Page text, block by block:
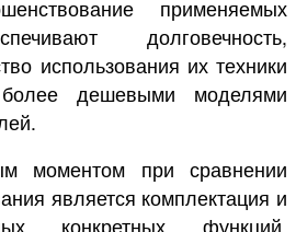
применяемых
долговечность,
использования их техники
дешевыми моделями
моментом при сравнении
является комплектация и
конкретных функций.